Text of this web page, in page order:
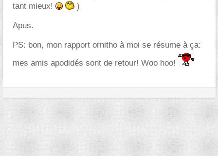
tant mieux!
)
Apus.
PS: bon, mon rapport ornitho à moi se résume à ça:
mes amis apodidés sont de retour! Woo hoo!